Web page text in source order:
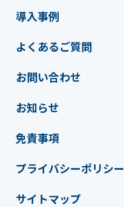
導入事例
よくあるご質問
お問い合わせ
お知らせ
免責事項
プライバシーポリシー
サイトマップ